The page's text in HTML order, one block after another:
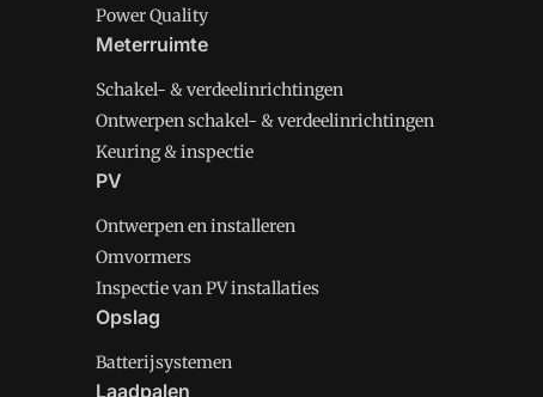
Power Quality
Meterruimte
Schakel- & verdeelinrichtingen
Ontwerpen schakel- & verdeelinrichtingen
Keuring & inspectie
PV
Ontwerpen en installeren
Omvormers
Inspectie van PV installaties
Opslag
Batterijsystemen
Laadpalen